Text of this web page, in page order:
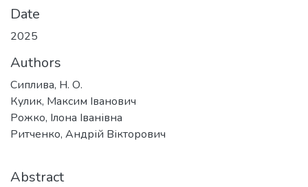
Date
2025
Authors
Сиплива, Н. О.
Кулик, Максим Іванович
Рожко, Ілона Іванівна
Ритченко, Андрій Вікторович
Abstract